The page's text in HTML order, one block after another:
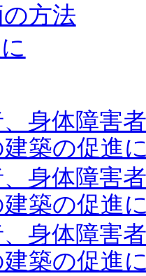
方法
、身体障害
築の促進
、身体障害
築の促進
、身体障害
築の促進